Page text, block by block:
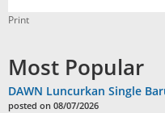
Print
Most Popular
DAWN Luncurkan Single
posted on 08/07/2026